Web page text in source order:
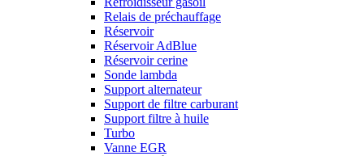
Relais de préchauffage
Réservoir
Réservoir AdBlue
Réservoir cerine
Sonde lambda
Support alternateur
Support de filtre carburant
Support filtre à huile
Turbo
Vanne EGR